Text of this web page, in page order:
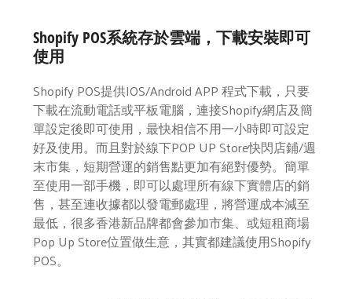
Shopify POS系統存於雲端，下載安裝即可
使用
Shopify POS提供IOS/Android APP 程式下載，只要
下載在流動電話或平板電腦，連接Shopify網店及簡
單設定後即可使用，最快相信不用一小時即可設定
好及使用。而且對於線下POP UP Store快閃店鋪/週
末市集，短期營運的銷售點更加有絕對優勢。簡單
至使用一部手機，即可以處理所有線下實體店的銷
售，甚至連收據都以發電郵處理，將營運成本減至
最低，很多香港新品牌都會參加市集、或短租商場
Pop Up Store位置做生意，其實都建議使用Shopify
POS。